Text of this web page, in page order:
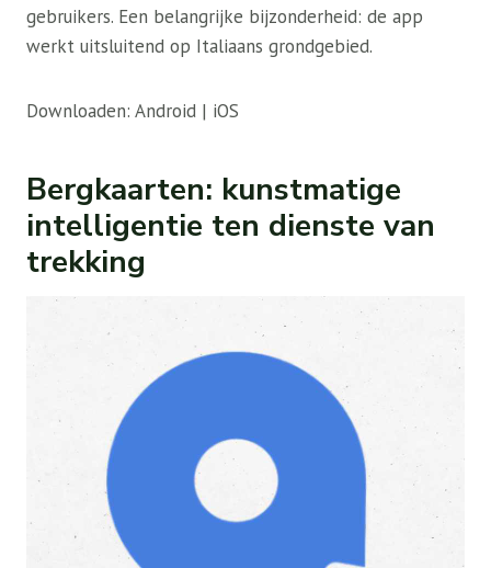
gebruikers. Een belangrijke bijzonderheid: de app
werkt uitsluitend op Italiaans grondgebied.
Downloaden: Android | iOS
Bergkaarten: kunstmatige
intelligentie ten dienste van
trekking